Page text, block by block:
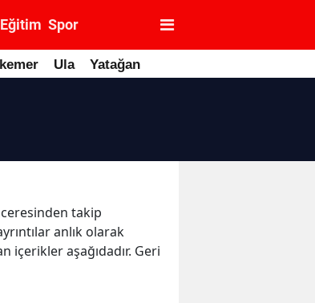
Eğitim Spor
Ula Yatağan
takip
anlık olarak
içerikler aşağıdadır. Geri